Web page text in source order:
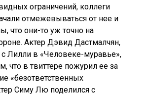
ограничений, коллеги
отмежевываться от нее и
что они-то уж точно на
Актер Дэвид Дастмалчян,
с Лилли в «Человеке-муравье»,
что в твиттере пожурил ее за
«безответственных
Симу Лю поделился с